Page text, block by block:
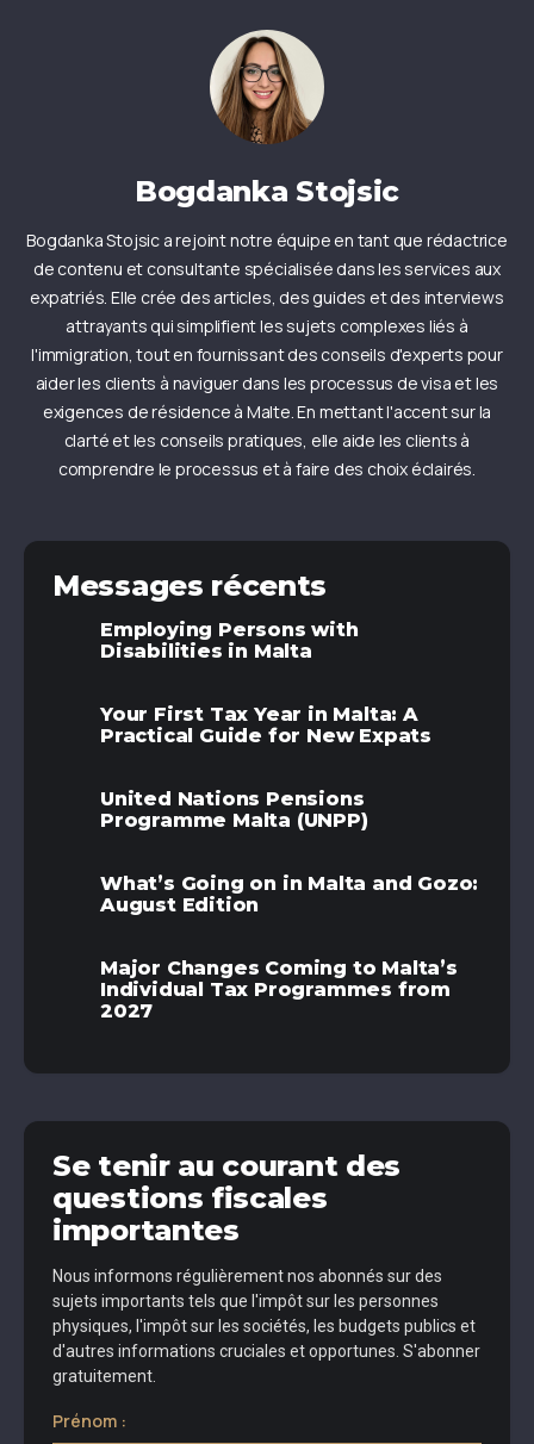
Bogdanka Stojsic
Bogdanka Stojsic a rejoint notre équipe en tant que rédactrice
de contenu et consultante spécialisée dans les services aux
expatriés. Elle crée des articles, des guides et des interviews
attrayants qui simplifient les sujets complexes liés à
l'immigration, tout en fournissant des conseils d'experts pour
aider les clients à naviguer dans les processus de visa et les
exigences de résidence à Malte. En mettant l'accent sur la
clarté et les conseils pratiques, elle aide les clients à
comprendre le processus et à faire des choix éclairés.
Messages récents
Employing Persons with
Disabilities in Malta
Your First Tax Year in Malta: A
Practical Guide for New Expats
United Nations Pensions
Programme Malta (UNPP)
What’s Going on in Malta and Gozo:
August Edition
Major Changes Coming to Malta’s
Individual Tax Programmes from
2027
Se tenir au courant des
questions fiscales
importantes
Nous informons régulièrement nos abonnés sur des
sujets importants tels que l'impôt sur les personnes
physiques, l'impôt sur les sociétés, les budgets publics et
d'autres informations cruciales et opportunes. S'abonner
gratuitement.
Prénom :